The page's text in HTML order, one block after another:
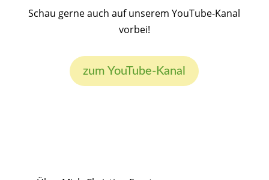
Schau gerne auch auf unserem YouTube-Kanal
vorbei!
zum YouTube-Kanal